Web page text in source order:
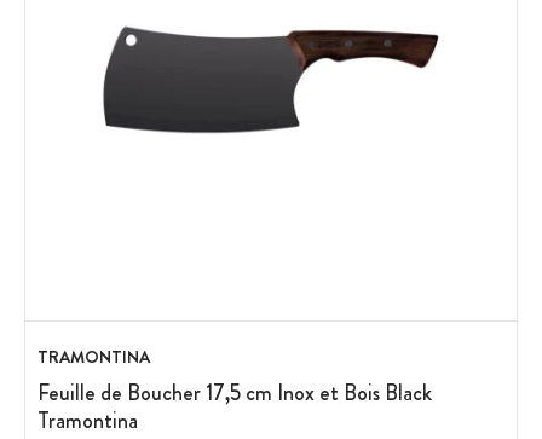
TRAMONTINA
Feuille de Boucher 17,5 cm Inox et Bois Black
Tramontina